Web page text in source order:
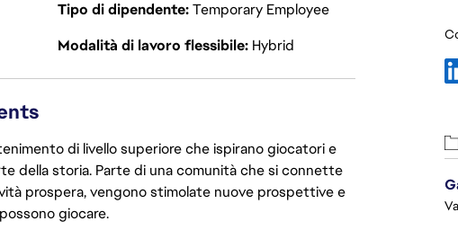
Tipo di dipendente Temporary Employee
Modalità di lavoro flessibile Hybrid
di livello superiore che ispirano giocatori e
della storia. Parte di una comunità che si connette
prospera, vengono stimolate nuove prospettive e
giocare.